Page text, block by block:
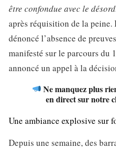
être confondue avec le
après réquisition de la peine.
dénoncé l’absence de
manifesté sur le parcours du
annoncé un appel à la
Ne manquez plus
en direct sur notre
Une ambiance explosive sur
Depuis une semaine, des